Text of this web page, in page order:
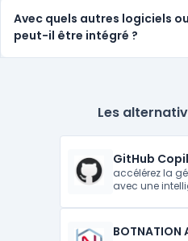
Avec quels autres logiciels
peut-il être intégré ?
Les
GitHub
accélérez la
avec une
BOTNATION